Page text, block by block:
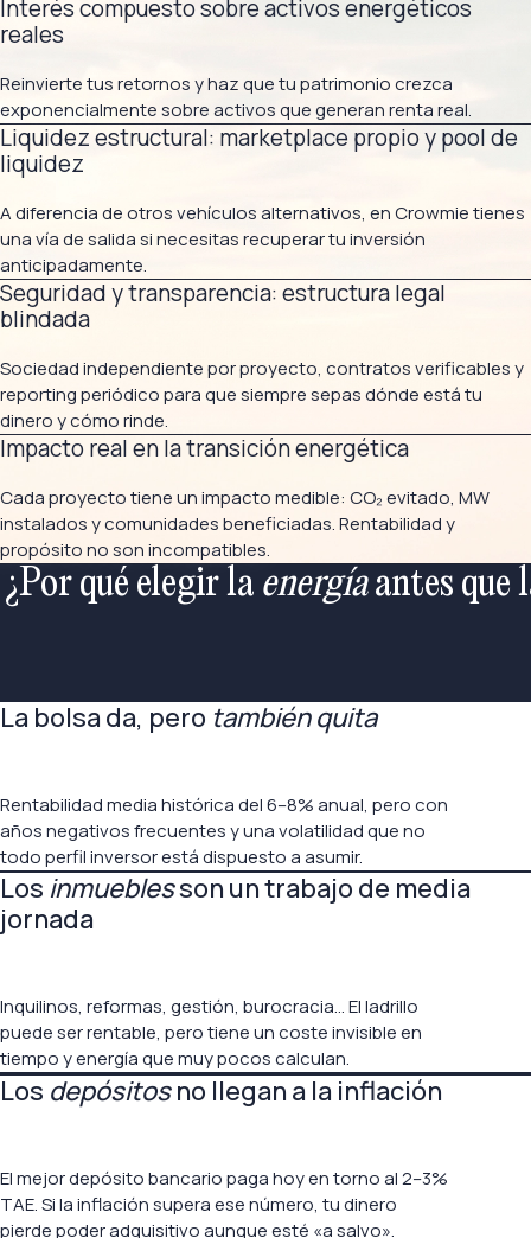
Interés compuesto sobre activos energéticos
reales
Reinvierte tus retornos y haz que tu patrimonio crezca
exponencialmente sobre activos que generan renta real.
Liquidez estructural: marketplace propio y pool de
liquidez
A diferencia de otros vehículos alternativos, en Crowmie tienes
una vía de salida si necesitas recuperar tu inversión
anticipadamente.
Seguridad y transparencia: estructura legal
blindada
Sociedad independiente por proyecto, contratos verificables y
reporting periódico para que siempre sepas dónde está tu
dinero y cómo rinde.
Impacto real en la transición energética
Cada proyecto tiene un impacto medible: CO₂ evitado, MW
instalados y comunidades beneficiadas. Rentabilidad y
propósito no son incompatibles.
¿Por qué elegir la energíaantes que
La bolsa da, pero también quita
Rentabilidad media histórica del 6–8% anual, pero con
años negativos frecuentes y una volatilidad que no
todo perfil inversor está dispuesto a asumir.
Los inmueblesson un trabajo de media
jornada
Inquilinos, reformas, gestión, burocracia… El ladrillo
puede ser rentable, pero tiene un coste invisible en
tiempo y energía que muy pocos calculan.
Los depósitosno llegan a la inflación
El mejor depósito bancario paga hoy en torno al 2–3%
TAE. Si la inflación supera ese número, tu dinero
pierde poder adquisitivo aunque esté «a salvo».